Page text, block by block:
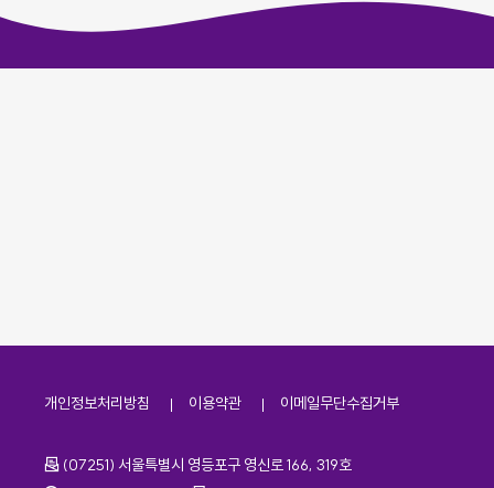
개인정보처리방침 이용약관 이메일무단수집거부
주소
(07251) 서울특별시 영등포구 영신로 166, 319호